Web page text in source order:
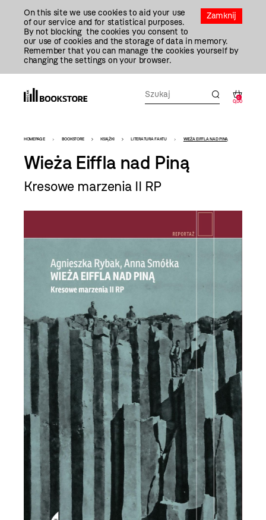
Zamknij
On this site we use cookies to aid your use
of our service and for statistical purposes.
By not blocking the cookies you consent to
our use of cookies and the storage of data in memory.
Remember that you can manage the cookies yourself by
changing the settings on your browser.
0
0,00
Bookstore
-
szablon
szczegóły
HOMEPAGE BOOKSTORE KSIĄŻKI LITERATURA FAKTU WIEŻA EIFFLA NAD PINĄ
Wieża Eiffla nad Piną
Kresowe marzenia II RP